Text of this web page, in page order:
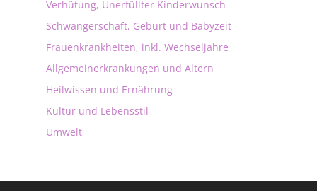
Verhütung, Unerfüllter Kinderwunsch
Schwangerschaft, Geburt und Babyzeit
Frauenkrankheiten, inkl. Wechseljahre
Allgemeinerkrankungen und Altern
Heilwissen und Ernährung
Kultur und Lebensstil
Umwelt